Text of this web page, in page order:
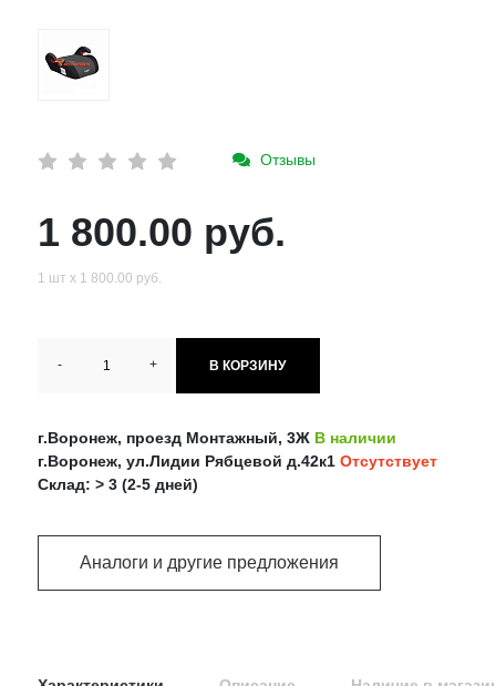
Отзывы
1 800.00 руб.
1 шт х 1 800.00 руб.
- + В КОРЗИНУ
г.Воронеж, проезд Монтажный, 3Ж В наличии
г.Воронеж, ул.Лидии Рябцевой д.42к1 Отсутствует
Склад: > 3 (2-5 дней)
Аналоги и другие предложения